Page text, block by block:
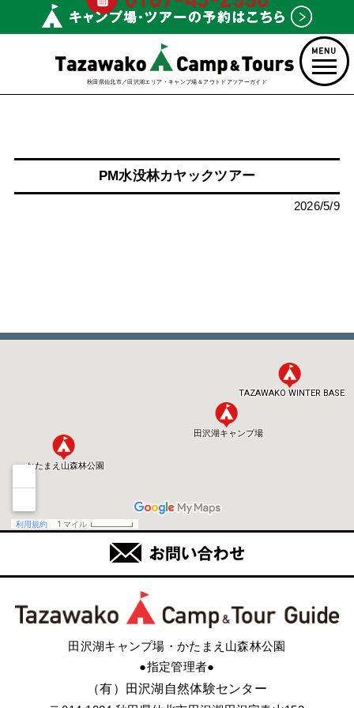
秋田県仙北市／田沢湖エリア・キャンプ場＆アウトドアツアーガイド
PM水没林カヤックツアー
2026/5/9
田沢湖キャンプ場・かたまえ山森林公園
●指定管理者●
（有）田沢湖自然体験センター